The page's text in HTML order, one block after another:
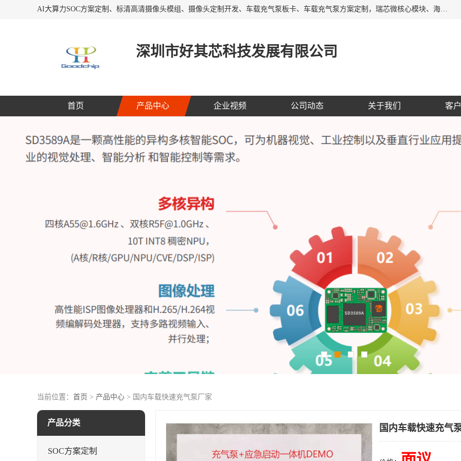
AI大算力SOC方案定制、标清高清摄像头模组、摄像头定制开发、车载充气泵板卡、车载充气泵方案定制，瑞芯微核心模块、海思核心模块、AI网关、边缘网关、边缘盒子、工控机、工业网关，Atmel触摸芯片、MCU、nor flash
深圳市好其芯科技发展有限公司
首页 产品中心 企业视频 公司动态 关于我们 客
当前位置： 首页 > 产品中心 > 国内车载快速充气泵厂家
产品分类
SOC方案定制
国内车载快速充气